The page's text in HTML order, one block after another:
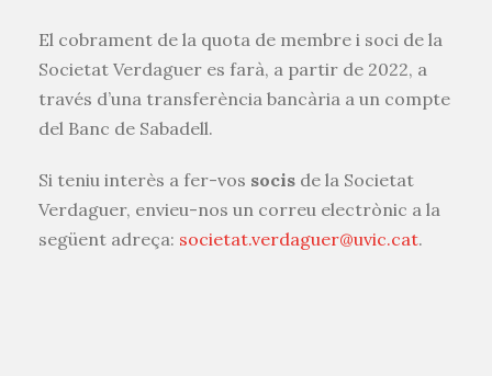
El cobrament de la quota de membre i soci de la
Societat Verdaguer es farà, a partir de 2022, a
través d’una transferència bancària a un compte
del Banc de Sabadell.
Si teniu interès a fer-vos socis de la Societat
Verdaguer, envieu-nos un correu electrònic a la
següent adreça: societat.verdaguer@uvic.cat.